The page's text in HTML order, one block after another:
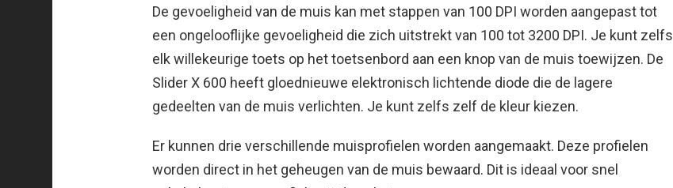
De gevoeligheid van de muis kan met stappen van 100 DPI worden aangepast tot
een ongelooflijke gevoeligheid die zich uitstrekt van 100 tot 3200 DPI. Je kunt zelfs
elk willekeurige toets op het toetsenbord aan een knop van de muis toewijzen. De
Slider X 600 heeft gloednieuwe elektronisch lichtende diode die de lagere
gedeelten van de muis verlichten. Je kunt zelfs zelf de kleur kiezen.
Er kunnen drie verschillende muisprofielen worden aangemaakt. Deze profielen
worden direct in het geheugen van de muis bewaard. Dit is ideaal voor snel